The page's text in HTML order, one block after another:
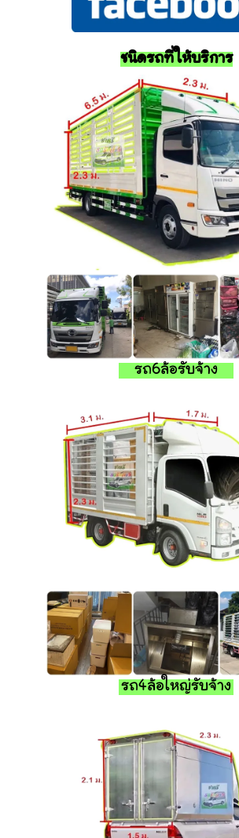
ชนิดรถที่ให้บริการ
รถ6ล้อรับจ้าง
รถ4ล้อใหญ่รับจ้าง